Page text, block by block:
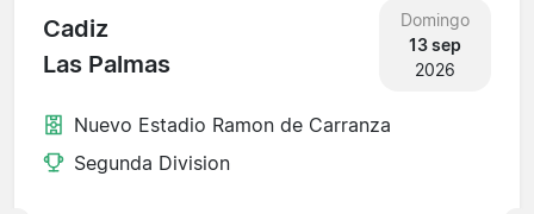
Cadiz
Las Palmas
Domingo
13 sep
2026
Nuevo Estadio Ramon de Carranza
Segunda Division